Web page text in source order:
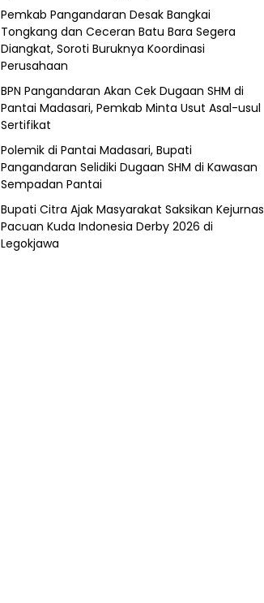
Pemkab Pangandaran Desak Bangkai
Tongkang dan Ceceran Batu Bara Segera
Diangkat, Soroti Buruknya Koordinasi
Perusahaan
BPN Pangandaran Akan Cek Dugaan SHM di
Pantai Madasari, Pemkab Minta Usut Asal-usul
Sertifikat
Polemik di Pantai Madasari, Bupati
Pangandaran Selidiki Dugaan SHM di Kawasan
Sempadan Pantai
Bupati Citra Ajak Masyarakat Saksikan Kejurnas
Pacuan Kuda Indonesia Derby 2026 di
Legokjawa